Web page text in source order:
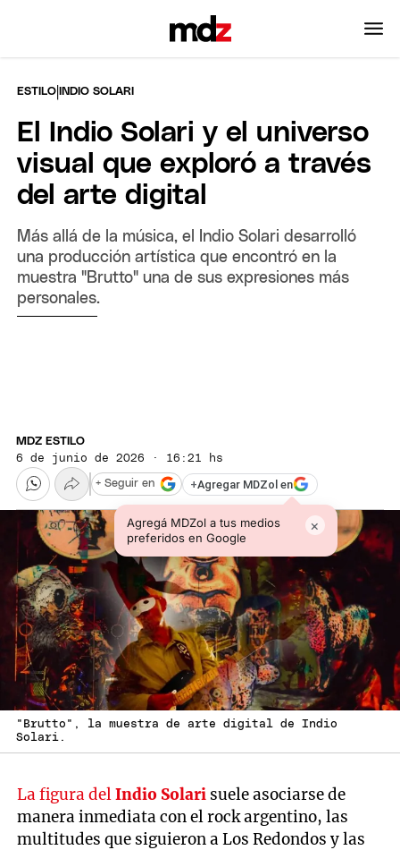
ESTILO | INDIO SOLARI
El Indio Solari y el universo
visual que exploró a través
del arte digital
Más allá de la música, el Indio Solari desarrolló
una producción artística que encontró en la
muestra "Brutto" una de sus expresiones más
personales.
MDZ ESTILO
6 de junio de 2026 · 16:21 hs
+Agregar MDZol en
Agregá MDZol a tus medios
preferidos en Google
×
+ Seguir en
"Brutto", la muestra de arte digital de Indio
Solari.
La figura delIndio Solari suele asociarse de
manera inmediata con el rock argentino, las
multitudes que siguieron a Los Redondos y las